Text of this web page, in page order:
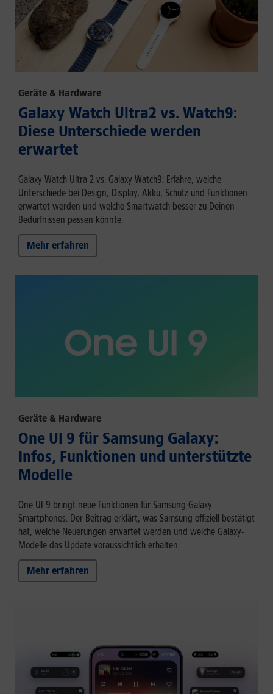
Geräte & Hardware
Galaxy Watch Ultra2 vs. Watch9:
Diese Unterschiede werden
erwartet
Galaxy Watch Ultra 2 vs. Galaxy Watch9: Erfahre, welche
Unterschiede bei Design, Display, Akku, Schutz und Funktionen
erwartet werden und welche Smartwatch besser zu Deinen
Bedürfnissen passen könnte.
Mehr erfahren
Geräte & Hardware
One UI 9 für Samsung Galaxy:
Infos, Funktionen und unterstützte
Modelle
One UI 9 bringt neue Funktionen für Samsung Galaxy
Smartphones. Der Beitrag erklärt, was Samsung offiziell bestätigt
hat, welche Neuerungen erwartet werden und welche Galaxy-
Modelle das Update voraussichtlich erhalten.
Mehr erfahren